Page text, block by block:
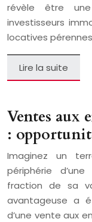
révèle être
investisseurs
locatives
Lire la suite
Ventes aux
:
Imaginez un
périphérie
fraction de sa
avantageuse a
d’une vente aux